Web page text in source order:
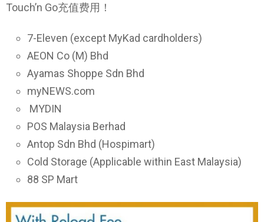
Touch’n Go充值费用！
7-Eleven (except MyKad cardholders)
AEON Co (M) Bhd
Ayamas Shoppe Sdn Bhd
myNEWS.com
MYDIN
POS Malaysia Berhad
Antop Sdn Bhd (Hospimart)
Cold Storage (Applicable within East Malaysia)
88 SP Mart